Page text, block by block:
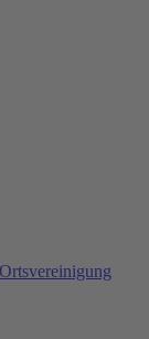
Ortsvereinigung